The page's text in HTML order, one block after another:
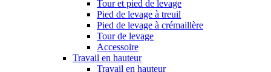
Tour et pied de levage
Pied de levage à treuil
Pied de levage à crémaillère
Tour de levage
Accessoire
Travail en hauteur
Travail en hauteur